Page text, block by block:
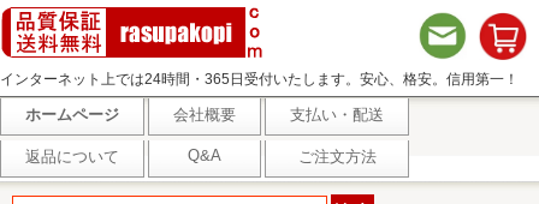
インターネット上では24時間・365日受付いたします。安心、格安。信用第一！
ホームページ 会社概要 支払い・配送
返品について Q&A ご注文方法